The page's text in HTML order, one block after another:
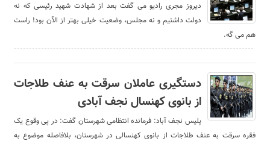
دیروز مجری رادیو می گفت بعد از شهادت شهید رئیسی که نه
دولت داشتیم و نه مجلس، وضعیت خیلی بهتر از الآن بود! راست
هم می گه.
دستگیری عاملان سرقت به عنف طلاجات
از بانوی کهنسال نجف آبادی
پلیس نجف آباد: فرمانده انتظامی شهرستان گفت: در پی وقوع یک
فقره سرقت به عنف طلاجات از بانوی کهنسالی در شهرستان، بلافاصله موضوع به